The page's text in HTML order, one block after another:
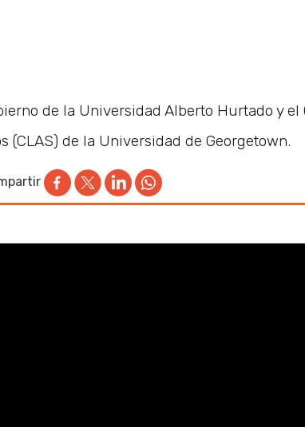
de la Universidad Alberto Hurtado y el
(CLAS) de la Universidad de Georgetown.